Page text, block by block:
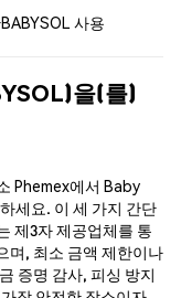
BABYSOL 사용
을(를)
Phemex에서 Baby
세요. 이 세 가지 간단
제3자 제공업체를 통
며, 최소 금액 제한이나
증명 감사, 피싱 방지